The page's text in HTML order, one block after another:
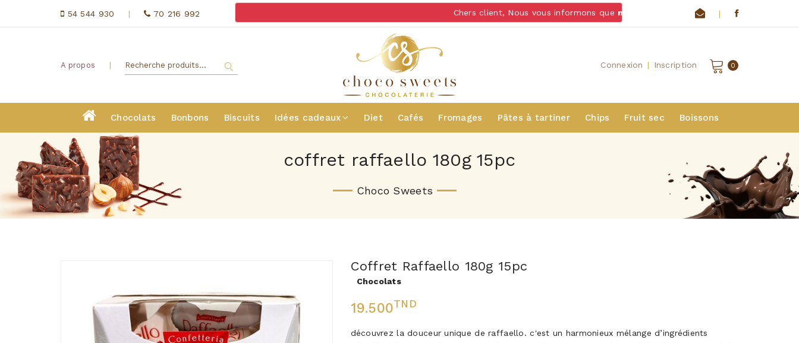
54 544 930 | 70 216 992 Chers client, Nous vous informons quenous ne livrons pas de chocolats et
|
A propos | Connexion | Inscription 0
Chocolats Bonbons Biscuits Idées cadeaux Diet Cafés Fromages Pâtes à tartiner Chips Fruit sec Boissons
coffret raffaello 180g 15pc
Choco Sweets
Coffret Raffaello 180g 15pc
Chocolats
19.500TND
découvrez la douceur unique de raffaello. c'est un harmonieux mélange d’ingrédients